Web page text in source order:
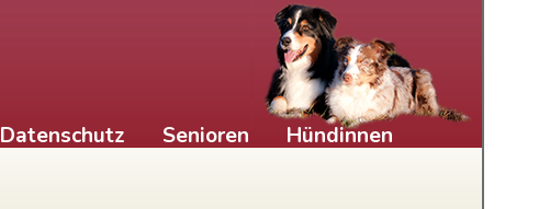
Datenschutz Senioren
Hündinnen